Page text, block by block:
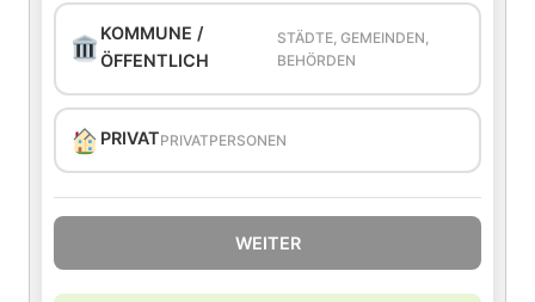
KOMMUNE /
ÖFFENTLICH
STÄDTE, GEMEINDEN,
BEHÖRDEN
PRIVATPRIVATPERSONEN
WEITER